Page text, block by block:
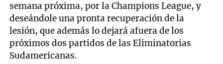
semana próxima, por la Champions League, y
deseándole una pronta recuperación de la
lesión, que además lo dejará afuera de los
próximos dos partidos de las Eliminatorias
Sudamericanas.